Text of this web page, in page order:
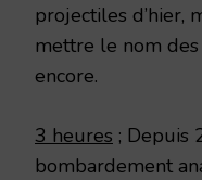
projectiles d’hier,
mettre le nom
encore.
3 heures ; Depuis
bombardement